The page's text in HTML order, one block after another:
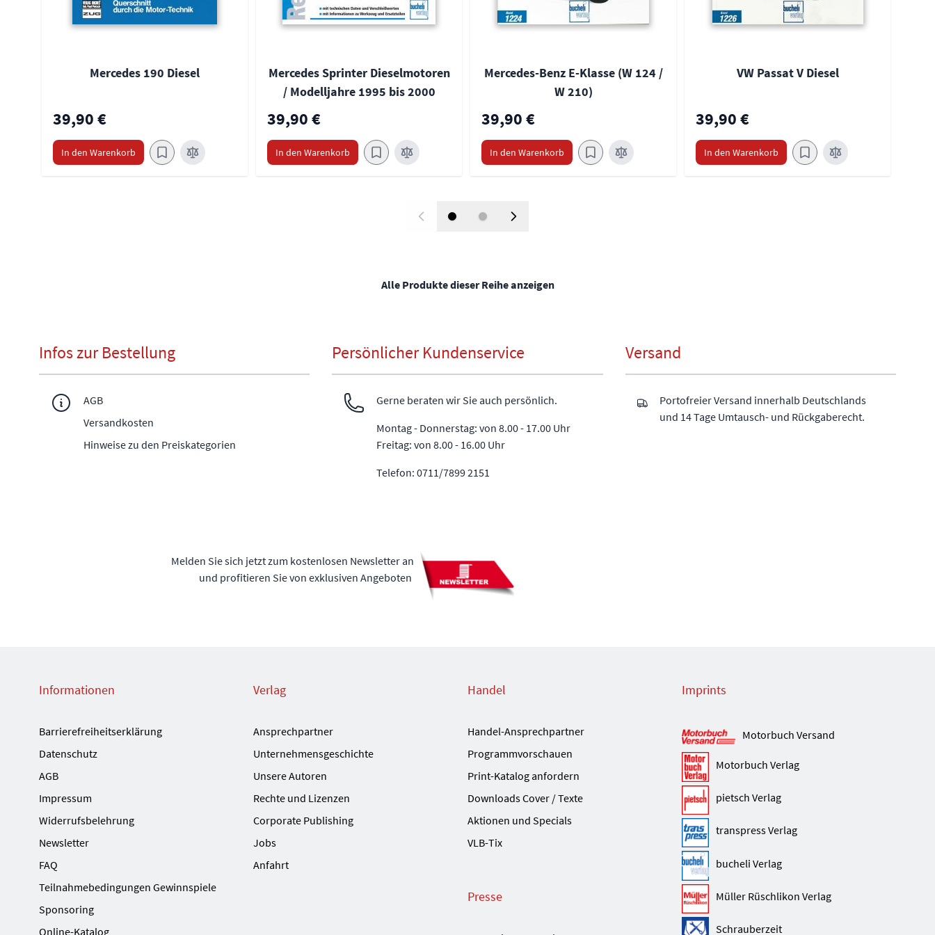
Mercedes 190 Diesel
39,90 €
In den Warenkorb
Mercedes Sprinter Dieselmotoren
/ Modelljahre 1995 bis 2000
39,90 €
In den Warenkorb
Mercedes-Benz E-Klasse (W 124 /
W 210)
39,90 €
In den Warenkorb
VW Passat V Diesel
39,90 €
In den Warenkorb
Alle Produkte dieser Reihe anzeigen
Infos zur Bestellung
AGB
Versandkosten
Hinweise zu den Preiskategorien
Persönlicher Kundenservice
Gerne beraten wir Sie auch persönlich.
Montag - Donnerstag: von 8.00 - 17.00 Uhr
Freitag: von 8.00 - 16.00 Uhr
Telefon: 0711/7899 2151
Versand
Portofreier Versand innerhalb Deutschlands
und 14 Tage Umtausch- und Rückgaberecht.
Melden Sie sich jetzt zum kostenlosen Newsletter an
und profitieren Sie von exklusiven Angeboten
Informationen
Barrierefreiheitserklärung
Datenschutz
AGB
Impressum
Widerrufsbelehrung
Newsletter
FAQ
Teilnahmebedingungen Gewinnspiele
Sponsoring
Online-Katalog
Verlag
Ansprechpartner
Unternehmensgeschichte
Unsere Autoren
Rechte und Lizenzen
Corporate Publishing
Jobs
Anfahrt
Handel
Handel-Ansprechpartner
Programmvorschauen
Print-Katalog anfordern
Downloads Cover / Texte
Aktionen und Specials
VLB-Tix
Presse
Imprints
Motorbuch Versand
Motorbuch Verlag
pietsch Verlag
transpress Verlag
bucheli Verlag
Müller Rüschlikon Verlag
Schrauberzeit